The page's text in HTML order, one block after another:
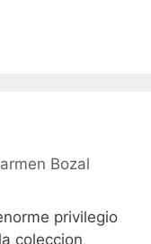
Bozal
privilegio
coleccion